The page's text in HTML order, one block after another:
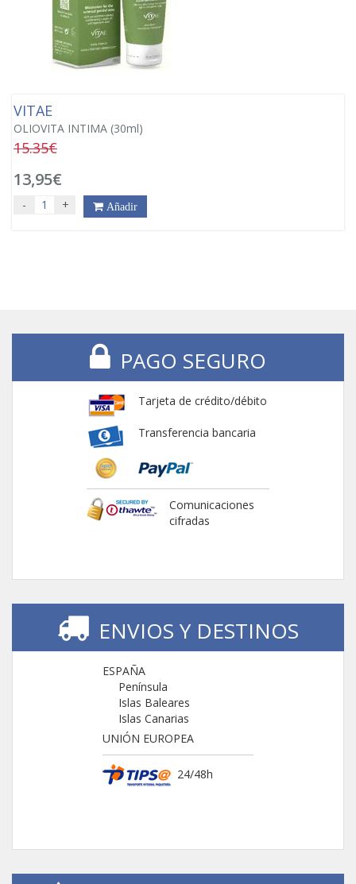
VITAE
OLIOVITA INTIMA (30ml)
15.35€
13,95€
- + Añadir
PAGO SEGURO
Tarjeta de crédito/débito
Transferencia bancaria
Comunicaciones
cifradas
ENVIOS Y DESTINOS
ESPAÑA
Península
Islas Baleares
Islas Canarias
UNIÓN EUROPEA
24/48h